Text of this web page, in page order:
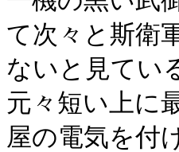
て次々と斯衛
ないと見てい
元々短い上に
屋の電気を付